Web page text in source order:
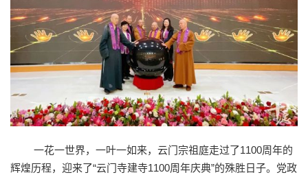
一花一世界，一叶一如来，云门宗祖庭走过了1100周年的
辉煌历程，迎来了“云门寺建寺1100周年庆典”的殊胜日子。党政